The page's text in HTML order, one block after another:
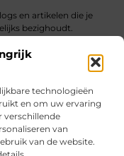
technologieën
en om uw ervaring
verschillende
van
van de website.
en artikelen die je
bezighoudt.